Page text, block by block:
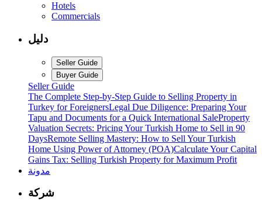
Hotels
Commercials
دليل
Seller Guide
Buyer Guide
Seller Guide
The Complete Step-by-Step Guide to Selling Property in
Turkey for ForeignersLegal Due Diligence: Preparing Your
Tapu and Documents for a Quick International SaleProperty
Valuation Secrets: Pricing Your Turkish Home to Sell in 90
DaysRemote Selling Mastery: How to Sell Your Turkish
Home Using Power of Attorney (POA)Calculate Your Capital
Gains Tax: Selling Turkish Property for Maximum Profit
مدونة
شركة